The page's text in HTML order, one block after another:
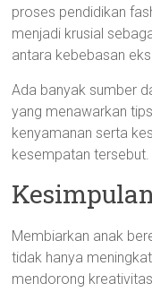
proses pendidikan
menjadi krusial
antara kebebasan
Ada banyak sumber
yang menawarkan
kenyamanan serta
kesempatan tersebut.
Membiarkan anak
tidak hanya
mendorong